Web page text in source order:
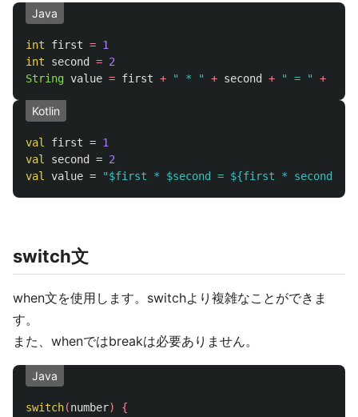
Java
int first = 1
int
second = 2
String value = first + " * " + second + " = " +
Kotlin
val first = 1
val
second = 2
val
value = "$first * $second = ${first * second}で
switch文
when文を使用します。switchより複雑なことができま
す。
また、whenではbreakは必要ありません。
Java
switch(number)
{